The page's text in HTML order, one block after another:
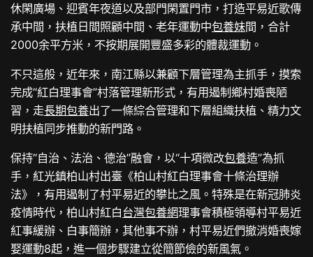
休閑廣場、迎賓年夜道以及部門閑置門市，打造平易近歌傳
承中間，扶植日間照顧中間、老年運動中包養妹間，合計
2000余平方米，不按期展開豐盛多彩的體裁運動。
不只這般，近年來，南江縣以兼顧下層管理為主抓手，摸索
完成“紅白理事會”村落管理新形式，有用遏制鄉村婚喪陋
習，走長期包養出了一條綜合管理和下層組織扶植、精力文
明扶植同步推動的新門路。
保持“自治、法治、德治”融會，以“十項微改包養造”為抓
手，紅光鎮柏山村出臺《柏山村紅白理事會十條治理辦
法》，有用遏制了村平易近的攀比之風。特殊是在新冠肺炎
疫情時代，柏山村紅白台灣包養網理事會積極領導村平易近
紅事緩辦、白事簡辦，其他事不辦，村平易近們撤消婚喪嫁
娶運動8起，進一個步驟建立從簡節儉的新風氣。